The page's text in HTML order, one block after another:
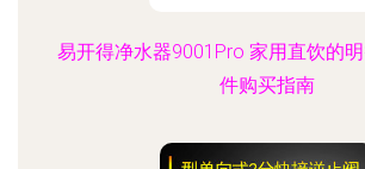
易开得净水器9001Pro 家用直饮的
件购买指南